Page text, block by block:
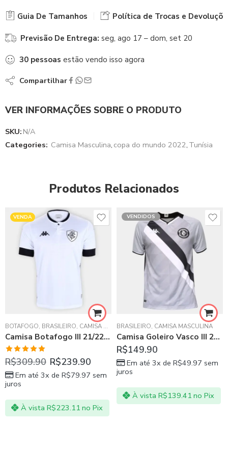
Guia De Tamanhos Política de Trocas e
Previsão De Entrega: seg, ago 17 – dom, set 20
30 pessoas estão vendo isso agora
Compartilhar
VER INFORMAÇÕES SOBRE O PRODUTO
SKU: N/A
Categories: Camisa Masculina, copa do mundo 2022, Tunísia
Produtos Relacionados
LEAGUE,LA LIGA ESPANHOLA
VENDA
BOTAFOGO, BRASILEIRO, CAMISA MASCULINA
Camisa Botafogo III 21/22 Branca
Avaliação
5.00de 5
R$309.90 R$239.90
Em até 3x de R$79.97 sem
juros
À vista R$223.11 no Pix
VENDIDOS
BRASILEIRO, CAMISA MASCULINA
Camisa Goleiro Vasco III 21/22 Cinza
R$149.90
Em até 3x de R$49.97 sem
juros
À vista R$139.41 no Pix